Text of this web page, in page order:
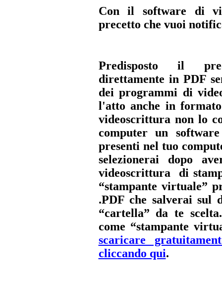
Con il software di
precetto che vuoi
Predisposto il
direttamente in PDF
dei programmi di
l'atto anche in
videoscrittura non lo
computer un
presenti nel tuo
selezionerai dopo
videoscrittura di
“stampante virtuale”
.PDF che salverai sul
“cartella” da te
come “stampante
scaricare
cliccando qui.